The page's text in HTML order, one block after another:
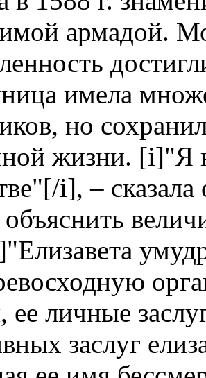
армадой.
имела
но
жизни. [i]"Я
i], – сказала
ее личные
заслуг